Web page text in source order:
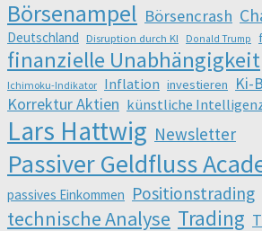
Börsenampel Börsencrash
Deutschland Disruption durch KI Donald Trump
finanzielle Unabhängigkeit
Ichimoku-Indikator Inflation investieren Ki-
Korrektur Aktien künstliche
Lars Hattwig Newsletter
Passiver Geldfluss
passives Einkommen Positionstrading
technische Analyse Trading